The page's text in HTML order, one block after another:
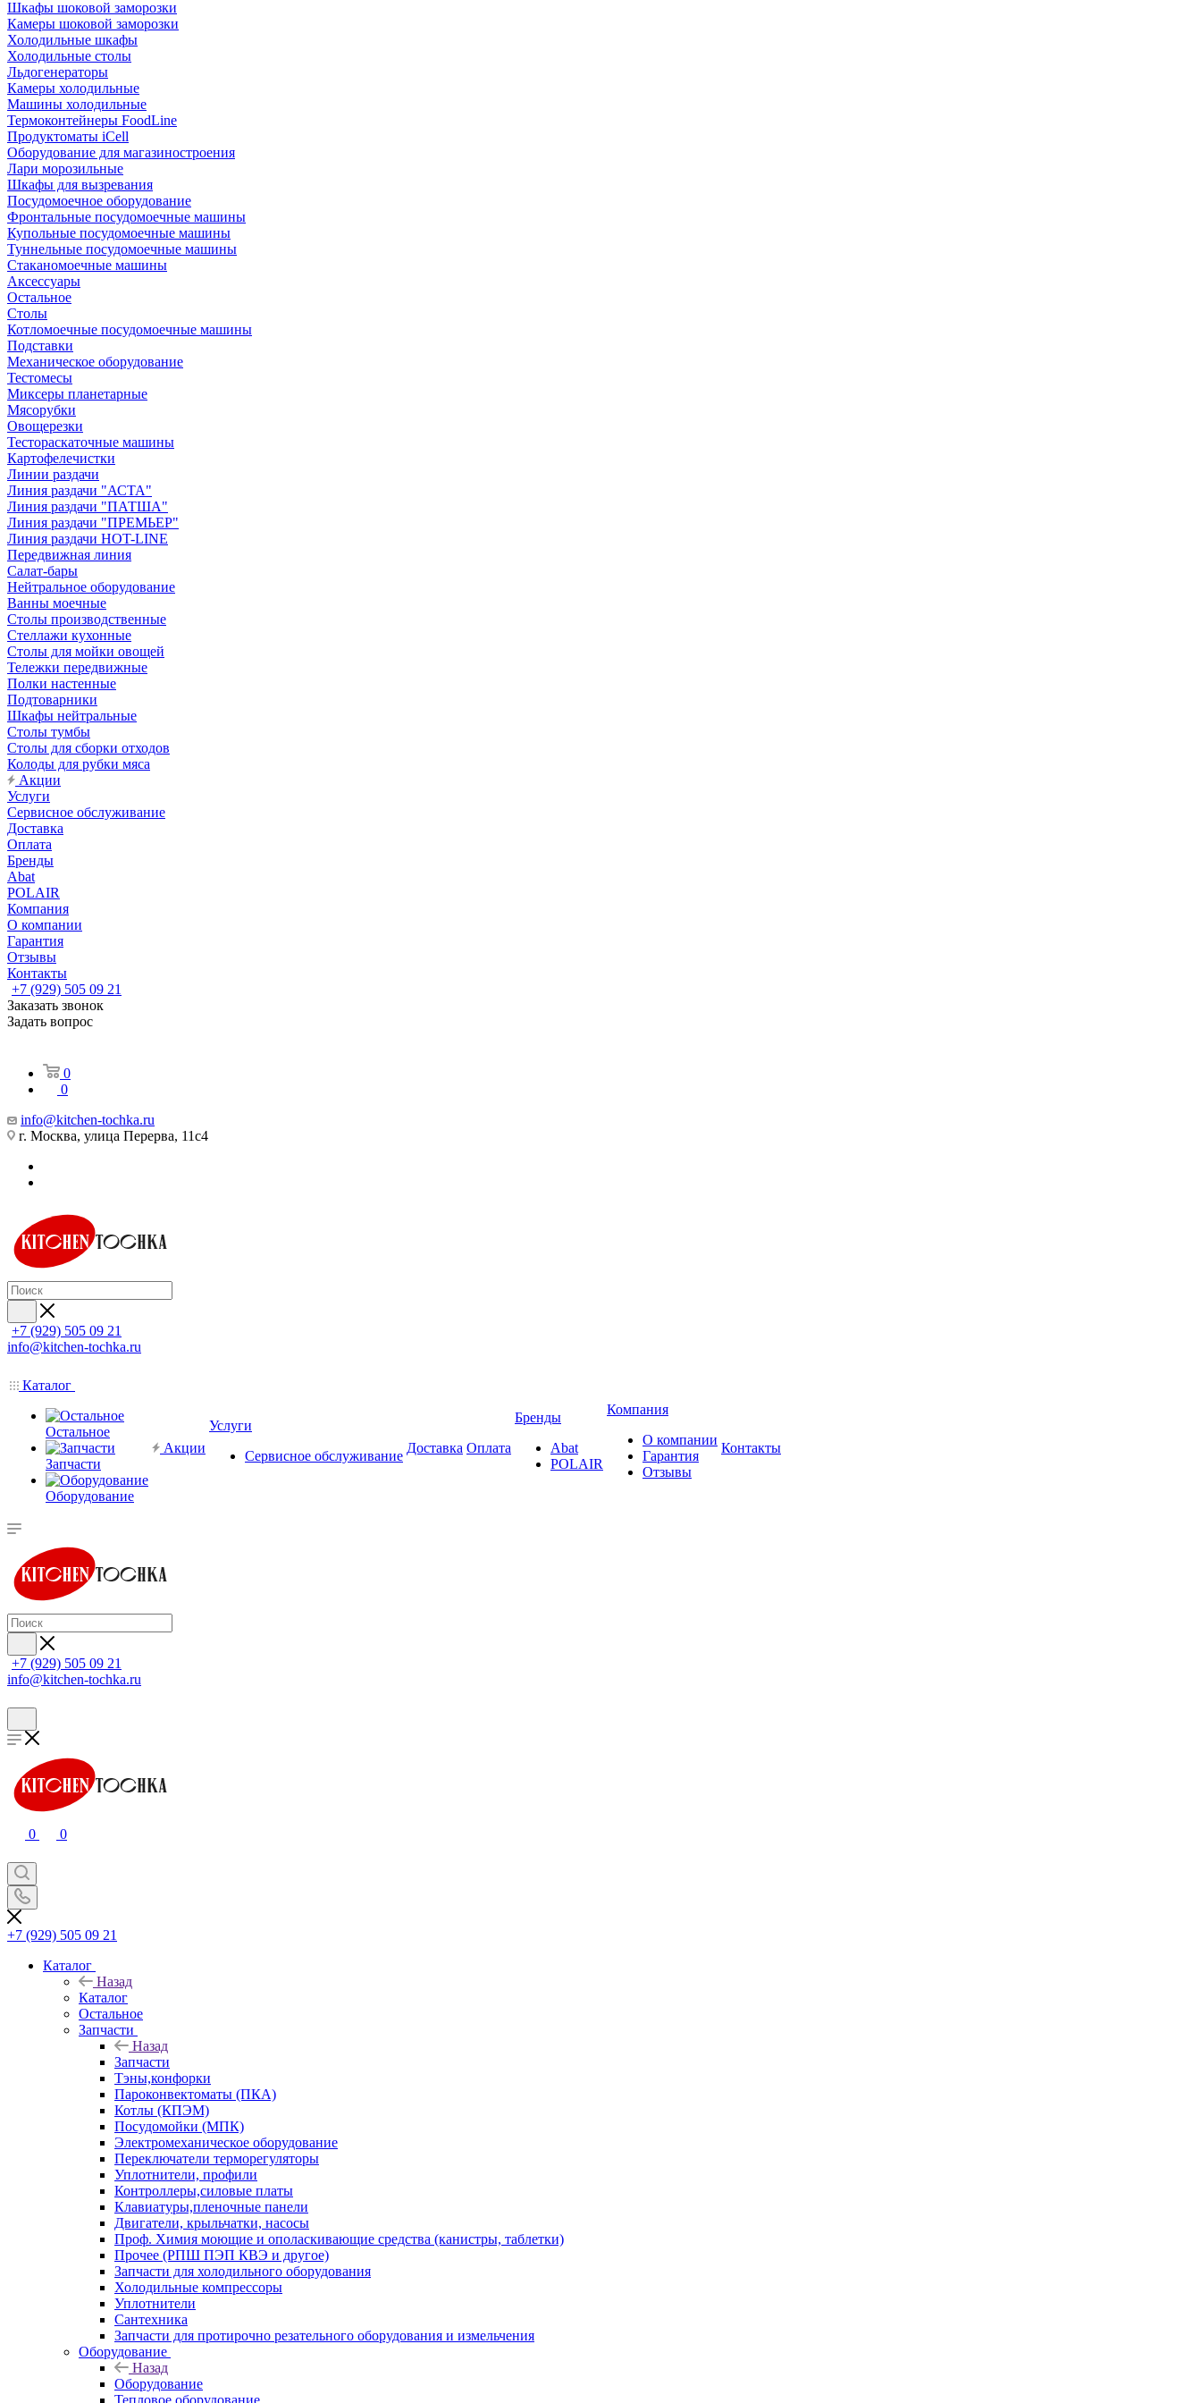
Шкафы шоковой заморозки
Камеры шоковой заморозки
Холодильные шкафы
Холодильные столы
Льдогенераторы
Камеры холодильные
Машины холодильные
Термоконтейнеры FoodLine
Продуктоматы iCell
Оборудование для магазиностроения
Лари морозильные
Шкафы для вызревания
Посудомоечное оборудование
Фронтальные посудомоечные машины
Купольные посудомоечные машины
Туннельные посудомоечные машины
Стаканомоечные машины
Аксессуары
Остальное
Столы
Котломоечные посудомоечные машины
Подставки
Механическое оборудование
Тестомесы
Миксеры планетарные
Мясорубки
Овощерезки
Тестораскаточные машины
Картофелечистки
Линии раздачи
Линия раздачи "АСТА"
Линия раздачи "ПАТША"
Линия раздачи "ПРЕМЬЕР"
Линия раздачи HOT-LINE
Передвижная линия
Салат-бары
Нейтральное оборудование
Ванны моечные
Столы производственные
Стеллажи кухонные
Столы для мойки овощей
Тележки передвижные
Полки настенные
Подтоварники
Шкафы нейтральные
Столы тумбы
Столы для сборки отходов
Колоды для рубки мяса
Акции
Услуги
Сервисное обслуживание
Доставка
Оплата
Бренды
Abat
POLAIR
Компания
О компании
Гарантия
Отзывы
Контакты
+7 (929) 505 09 21
Заказать звонок
Задать вопрос
0
0
info@kitchen-tochka.ru
г. Москва, улица Перерва, 11с4
+7 (929) 505 09 21
info@kitchen-tochka.ru
Каталог
Остальное
Запчасти
Оборудование
Акции
Услуги
Сервисное обслуживание
Доставка Оплата
Бренды
Abat
POLAIR
Компания
О компании
Гарантия
Отзывы
Контакты
+7 (929) 505 09 21
info@kitchen-tochka.ru
0 0
+7 (929) 505 09 21
Каталог
Назад
Каталог
Остальное
Запчасти
Назад
Запчасти
Тэны,конфорки
Пароконвектоматы (ПКА)
Котлы (КПЭМ)
Посудомойки (МПК)
Электромеханическое оборудование
Переключатели терморегуляторы
Уплотнители, профили
Контроллеры,силовые платы
Клавиатуры,пленочные панели
Двигатели, крыльчатки, насосы
Проф. Химия моющие и ополаскивающие средства (канистры, таблетки)
Прочее (РПШ ПЭП КВЭ и другое)
Запчасти для холодильного оборудования
Холодильные компрессоры
Уплотнители
Сантехника
Запчасти для протирочно резательного оборудования и измельчения
Оборудование
Назад
Оборудование
Тепловое оборудование